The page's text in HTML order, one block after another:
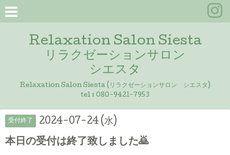
Relaxation Salon Siesta
リラクゼーションサロン
シエスタ
Relaxation Salon Siesta (リラクゼーションサロン シエスタ)
tel : 080-9421-7953
受付終了 2024-07-24 (水)
本日の受付は終了致しました🙇